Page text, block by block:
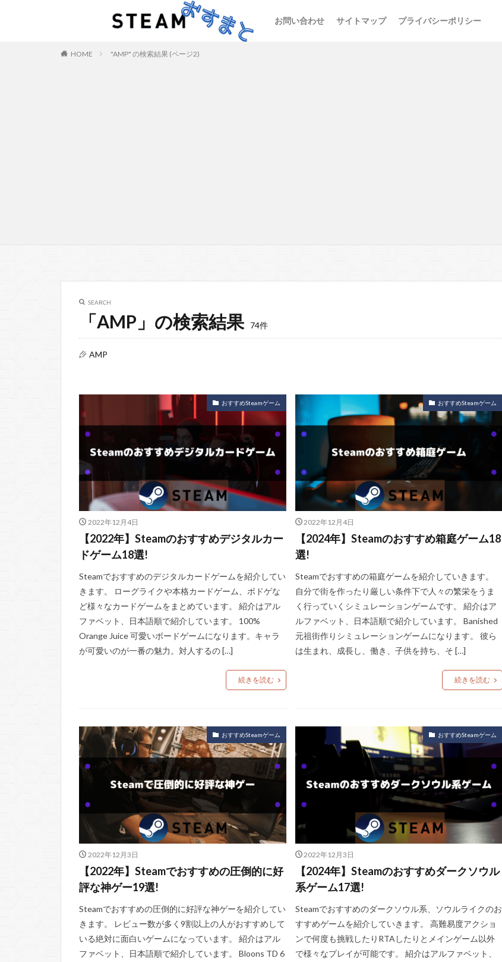
お問い合わせ サイトマップ プライバシーポリシー
HOME "AMP" の検索結果 (ページ2)
SEARCH
「AMP」の検索結果 74件
AMP
おすすめSteamゲーム
2022年12月4日
【2022年】Steamのおすすめデジタルカー
ドゲーム18選!
Steamでおすすめのデジタルカードゲームを紹介してい
きます。 ローグライクや本格カードゲーム、ボドゲな
ど様々なカードゲームをまとめています。 紹介はアル
ファベット、日本語順で紹介しています。 100%
Orange Juice 可愛いボードゲームになります。キャラ
が可愛いのが一番の魅力。対人するの […]
続きを読む
おすすめSteamゲーム
2022年12月4日
【2024年】Steamのおすすめ箱庭ゲーム18
選!
Steamでおすすめの箱庭ゲームを紹介していきます。
自分で街を作ったり厳しい条件下で人々の繁栄をうま
く行っていくシミュレーションゲームです。 紹介はア
ルファベット、日本語順で紹介しています。 Banished
元祖街作りシミュレーションゲームになります。 彼ら
は生まれ、成長し、働き、子供を持ち、そ […]
続きを読む
おすすめSteamゲーム
2022年12月3日
【2022年】Steamでおすすめの圧倒的に好
評な神ゲー19選!
Steamでおすすめの圧倒的に好評な神ゲーを紹介してい
きます。 レビュー数が多く9割以上の人がおすすめして
いる絶対に面白いゲームになっています。 紹介はアル
ファベット、日本語順で紹介しています。 Bloons TD 6
おすすめSteamゲーム
2022年12月3日
【2024年】Steamのおすすめダークソウル
系ゲーム17選!
Steamでおすすめのダークソウル系、ソウルライクのお
すすめゲームを紹介していきます。 高難易度アクショ
ンで何度も挑戦したりRTAしたりとメインゲーム以外
で様々なプレイが可能です。 紹介はアルファベット、